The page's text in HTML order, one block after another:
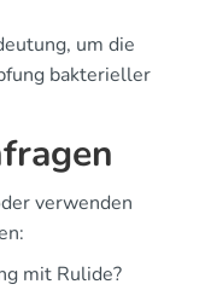
um die
bakterieller
verwenden
mit Rulide?